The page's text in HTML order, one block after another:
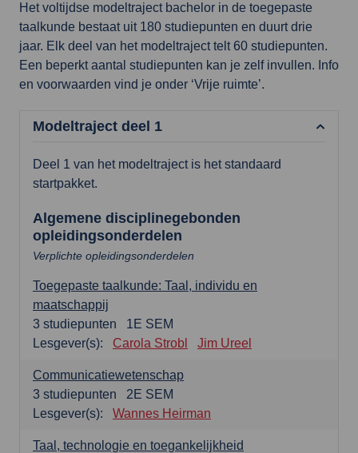
Het voltijdse modeltraject bachelor in de toegepaste
taalkunde bestaat uit 180 studiepunten en duurt drie
jaar. Elk deel van het modeltraject telt 60 studiepunten.
Een beperkt aantal studiepunten kan je zelf invullen. Info
en voorwaarden vind je onder ‘Vrije ruimte’.
Modeltraject deel 1
Deel 1 van het modeltraject is het standaard
startpakket.
Algemene disciplinegebonden
opleidingsonderdelen
Verplichte opleidingsonderdelen
Toegepaste taalkunde: Taal, individu en
maatschappij
1E SEM
3 studiepunten
Lesgever(s):
Carola Strobl Jim Ureel
Communicatiewetenschap
2E SEM
3 studiepunten
Lesgever(s):
Wannes Heirman
Taal, technologie en toegankelijkheid